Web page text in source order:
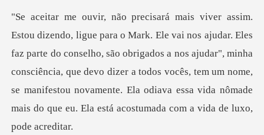
parte do conselho, são obrigados a nos ajudar", minha
consciência, que devo dizer a todos vocês, tem um nome,
se mani